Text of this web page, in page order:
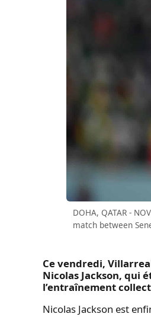
DOHA, QATAR -
match between
Ce vendredi,
Nicolas Jackson, qui
l’entraînement
Nicolas Jackson est